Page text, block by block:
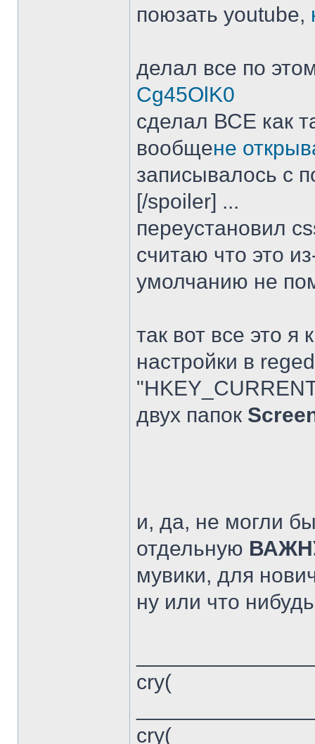
поюзать youtube,
делал все по
Cg45OlK0
сделал ВСЕ как
вообщене
записывалось с
[/spoiler] ...
переустановил
считаю что это
умолчанию не
так вот все это я
настройки в
двух папок
и, да, не могли
отдельную
мувики, для
ну или что
cry(
cry(